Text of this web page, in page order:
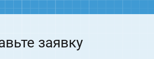
заявку